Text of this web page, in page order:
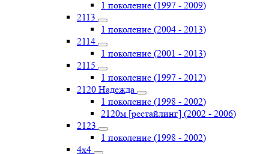
1 поколение (1997 - 2009)
2113
1 поколение (2004 - 2013)
2114
1 поколение (2001 - 2013)
2115
1 поколение (1997 - 2012)
2120 Надежда
1 поколение (1998 - 2002)
2120м [рестайлинг] (2002 - 2006)
2123
1 поколение (1998 - 2002)
4х4